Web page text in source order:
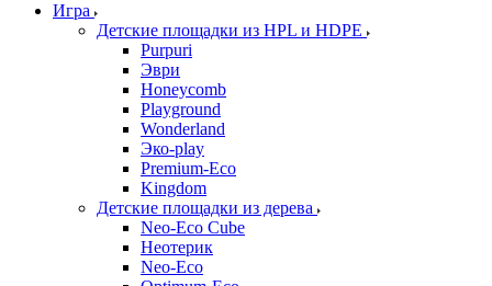
Игра
Детские площадки из HPL и HDPE
Purpuri
Эври
Honeycomb
Playground
Wonderland
Эко-play
Premium-Eco
Kingdom
Детские площадки из дерева
Neo-Eco Cube
Неотерик
Neo-Eco